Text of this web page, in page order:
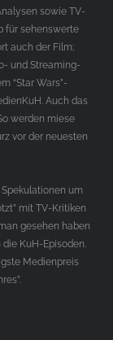
sowie TV-
für sehenswerte
auch der Film;
und Streaming-
“Star Wars”-
Auch das
werden miese
vor der neuesten
um
mit TV-Kritiken
gesehen haben
KuH-Episoden.
Medienpreis